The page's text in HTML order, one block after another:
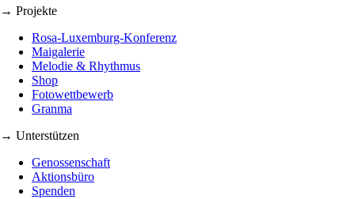
→ Projekte
Rosa-Luxemburg-Konferenz
Maigalerie
Melodie & Rhythmus
Shop
Fotowettbewerb
Granma
→ Unterstützen
Genossenschaft
Aktionsbüro
Spenden